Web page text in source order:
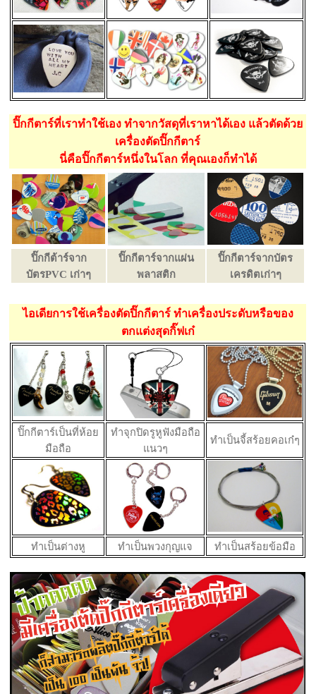
ปิ๊กกีตาร์ที่เราทำใช้เอง ทำจากวัสดุที่เราหาได้เอง แล้วตัดด้วย
เครื่องตัดปิ๊กกีตาร์
นี่คือปิ๊กกีตาร์หนึ่งในโลก ที่คุณเองก็ทำได้
ปิ๊กกีต้าร์จาก
บัตรPVC เก่าๆ
ปิ๊กกีตาร์จากแผ่น
พลาสติก
ปิ๊กกีตาร์จากบัตร
เครดิตเก่าๆ
ไอเดียการใช้เครื่องตัดปิ๊กกีตาร์ ทำเครื่องประดับหรือของ
ตกแต่งสุดกิ๊ฟเก๋
ปิ๊กกีตาร์เป็นที่ห้อย
มือถือ
ทำจุกปิดรูหูฟังมือถือ
แนวๆ
ทำเป็นจี้สร้อยคอเก๋ๆ
ทำเป็นต่างหู ทำเป็นพวงกุญแจ ทำเป็นสร้อยข้อมือ